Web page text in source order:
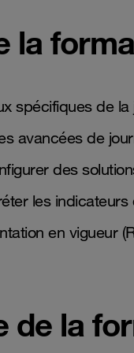
la
spécifiques de
avancées de
des
les
en vigueur
de la